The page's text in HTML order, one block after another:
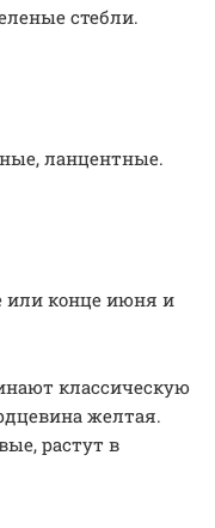
стебли.
ланцентные.
или конце июня и
классическую
желтая.
растут в